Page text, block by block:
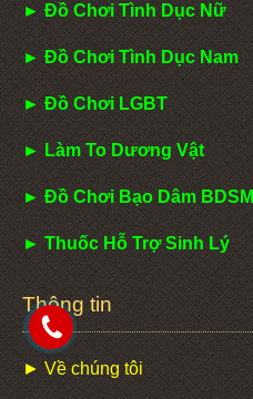
► Đồ Chơi Tình Dục Nữ
► Đồ Chơi Tình Dục Nam
► Đồ Chơi LGBT
► Làm To Dương Vật
► Đồ Chơi Bạo Dâm BDSM
► Thuốc Hỗ Trợ Sinh Lý
Thông tin
► Về chúng tôi